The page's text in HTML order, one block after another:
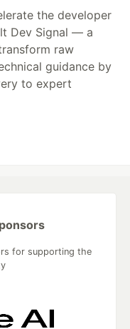
the developer
Dev Signal — a
raw
guidance by
to expert
for supporting the